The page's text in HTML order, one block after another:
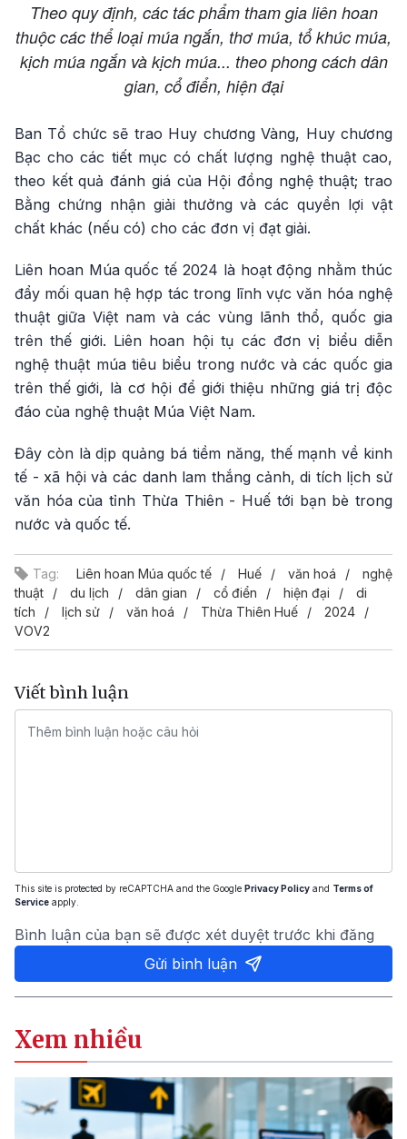
Theo quy định, các tác phẩm tham gia liên hoan
thuộc các thể loại múa ngắn, thơ múa, tổ khúc múa,
kịch múa ngắn và kịch múa... theo phong cách dân
gian, cổ điển, hiện đại
Ban Tổ chức sẽ trao Huy chương Vàng, Huy chương
Bạc cho các tiết mục có chất lượng nghệ thuật cao,
theo kết quả đánh giá của Hội đồng nghệ thuật; trao
Bằng chứng nhận giải thưởng và các quyền lợi vật
chất khác (nếu có) cho các đơn vị đạt giải.
Liên hoan Múa quốc tế 2024 là hoạt động nhằm thúc
đẩy mối quan hệ hợp tác trong lĩnh vực văn hóa nghệ
thuật giữa Việt nam và các vùng lãnh thổ, quốc gia
trên thế giới. Liên hoan hội tụ các đơn vị biểu diễn
nghệ thuật múa tiêu biểu trong nước và các quốc gia
trên thế giới, là cơ hội để giới thiệu những giá trị độc
đáo của nghệ thuật Múa Việt Nam.
Đây còn là dịp quảng bá tiềm năng, thế mạnh về kinh
tế - xã hội và các danh lam thắng cảnh, di tích lịch sử
văn hóa của tỉnh Thừa Thiên - Huế tới bạn bè trong
nước và quốc tế.
Tag: Liên hoan Múa quốc tế Huế văn hoá
nghệ
thuật
du lịch dân gian cổ điển hiện đại
di
tích
lịch sử văn hoá Thừa Thiên Huế
2024
VOV2
Viết bình luận
This site is protected by reCAPTCHA and the Google Privacy Policy and Terms of
Service apply.
Bình luận của bạn sẽ được xét duyệt trước khi đăng
Gửi bình luận
Xem nhiều